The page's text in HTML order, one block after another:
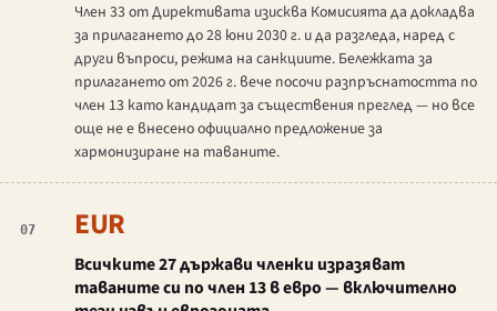
Член 33 от Директивата изисква Комисията да докладва
за прилагането до 28 юни 2030 г. и да разгледа, наред с
други въпроси, режима на санкциите. Бележката за
прилагането от 2026 г. вече посочи разпръснатостта по
член 13 като кандидат за съществения преглед — но все
още не е внесено официално предложение за
хармонизиране на таваните.
07 EUR
Всичките 27 държави членки изразяват
таваните си по член 13 в евро — включително